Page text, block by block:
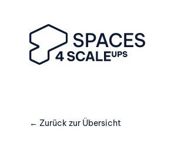
← Zurück zur Übersicht